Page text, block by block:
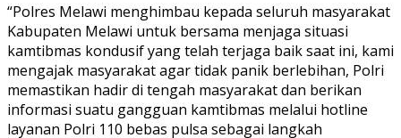
“Polres Melawi menghimbau kepada seluruh masyarakat
Kabupaten Melawi untuk bersama menjaga situasi
kamtibmas kondusif yang telah terjaga baik saat ini, kami
mengajak masyarakat agar tidak panik berlebihan, Polri
memastikan hadir di tengah masyarakat dan berikan
informasi suatu gangguan kamtibmas melalui hotline
layanan Polri 110 bebas pulsa sebagai langkah